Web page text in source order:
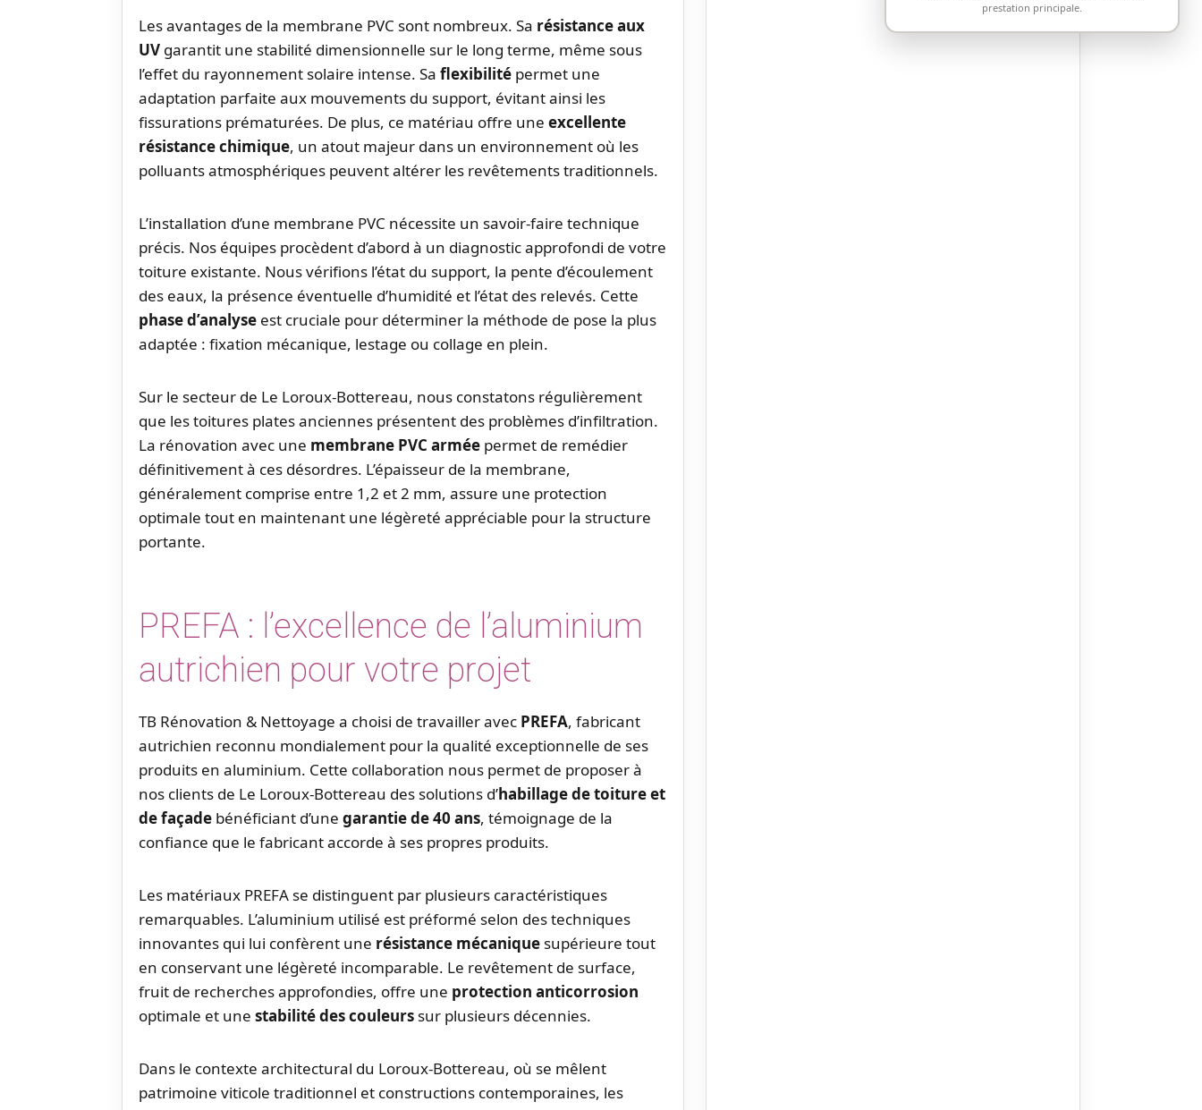
Les avantages de la membrane PVC sont nombreux. Sa résistance aux
UV garantit une stabilité dimensionnelle sur le long terme, même sous
l’effet du rayonnement solaire intense. Sa flexibilité permet une
adaptation parfaite aux mouvements du support, évitant ainsi les
fissurations prématurées. De plus, ce matériau offre une excellente
résistance chimique, un atout majeur dans un environnement où les
polluants atmosphériques peuvent altérer les revêtements traditionnels.
L’installation d’une membrane PVC nécessite un savoir-faire technique
précis. Nos équipes procèdent d’abord à un diagnostic approfondi de votre
toiture existante. Nous vérifions l’état du support, la pente d’écoulement
des eaux, la présence éventuelle d’humidité et l’état des relevés. Cette
phase d’analyse est cruciale pour déterminer la méthode de pose la plus
adaptée : fixation mécanique, lestage ou collage en plein.
Sur le secteur de Le Loroux-Bottereau, nous constatons régulièrement
que les toitures plates anciennes présentent des problèmes d’infiltration.
La rénovation avec une membrane PVC armée permet de remédier
définitivement à ces désordres. L’épaisseur de la membrane,
généralement comprise entre 1,2 et 2 mm, assure une protection
optimale tout en maintenant une légèreté appréciable pour la structure
portante.
PREFA : l’excellence de l’aluminium
autrichien pour votre projet
TB Rénovation & Nettoyage a choisi de travailler avec PREFA, fabricant
autrichien reconnu mondialement pour la qualité exceptionnelle de ses
produits en aluminium. Cette collaboration nous permet de proposer à
nos clients de Le Loroux-Bottereau des solutions d’habillage de toiture et
de façade bénéficiant d’une garantie de 40 ans, témoignage de la
confiance que le fabricant accorde à ses propres produits.
Les matériaux PREFA se distinguent par plusieurs caractéristiques
remarquables. L’aluminium utilisé est préformé selon des techniques
innovantes qui lui confèrent une résistance mécanique supérieure tout
en conservant une légèreté incomparable. Le revêtement de surface,
fruit de recherches approfondies, offre une protection anticorrosion
optimale et une stabilité des couleurs sur plusieurs décennies.
Dans le contexte architectural du Loroux-Bottereau, où se mêlent
patrimoine viticole traditionnel et constructions contemporaines, les
prestation principale.